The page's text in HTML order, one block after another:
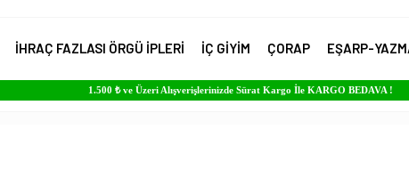
İHRAÇ FAZLASI ÖRGÜ İPLERİ İÇ GİYİM ÇORAP EŞARP-
1.500 ₺ ve Üzeri Alışverişlerinizde Sürat Kargo İle KARGO BEDAVA !